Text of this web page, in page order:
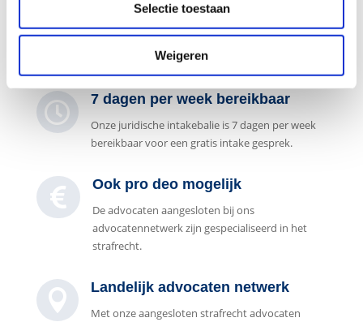
Selectie toestaan
Weigeren
advocatennetwerk zijn gespecialiseerd in het
 7 dagen per week bereikbaar
Onze juridische intakebalie is 7 dagen per week
bereikbaar voor een gratis intake gesprek.
 Ook pro deo mogelijk
De advocaten aangesloten bij ons
advocatennetwerk zijn gespecialiseerd in het
strafrecht.
 Landelijk advocaten netwerk
Met onze aangesloten strafrecht advocaten